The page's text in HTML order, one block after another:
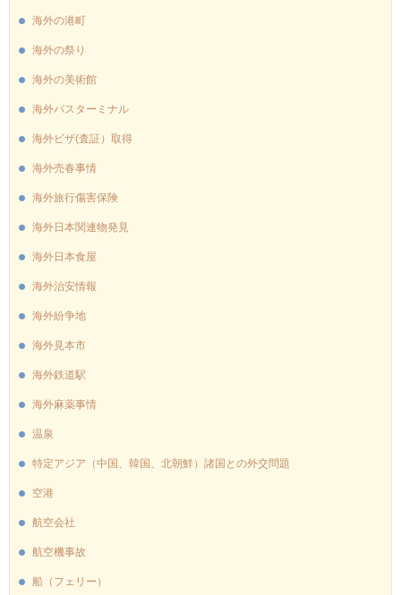
海外の港町
海外の祭り
海外の美術館
海外バスターミナル
海外ビザ(査証）取得
海外売春事情
海外旅行傷害保険
海外日本関連物発見
海外日本食屋
海外治安情報
海外紛争地
海外見本市
海外鉄道駅
海外麻薬事情
温泉
特定アジア（中国、韓国、北朝鮮）諸国との外交問題
空港
航空会社
航空機事故
船（フェリー）